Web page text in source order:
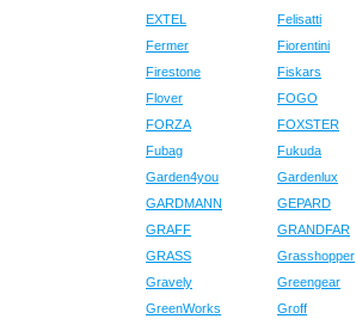
EXTEL
Felisatti
Fermer
Fiorentini
Firestone
Fiskars
Flover
FOGO
FORZA
FOXSTER
Fubag
Fukuda
Garden4you
Gardenlux
GARDMANN
GEPARD
GRAFF
GRANDFAR
GRASS
Grasshopper
Gravely
Greengear
GreenWorks
Groff